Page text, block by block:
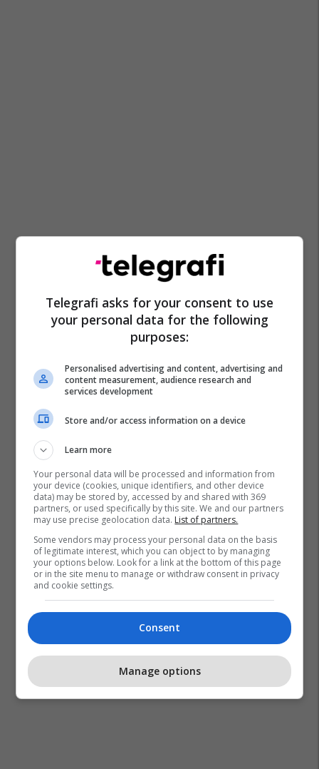
Telegrafi asks for your consent to use
your personal data for the following
purposes:
Personalised advertising and content, advertising and
content measurement, audience research and
services development
Store and/or access information on a device
Learn more
Your personal data will be processed and information from
your device (cookies, unique identifiers, and other device
data) may be stored by, accessed by and shared with 369
partners, or used specifically by this site. We and our partners
may use precise geolocation data. List of partners.
Some vendors may process your personal data on the basis
of legitimate interest, which you can object to by managing
your options below. Look for a link at the bottom of this page
or in the site menu to manage or withdraw consent in privacy
and cookie settings.
Consent
Manage options